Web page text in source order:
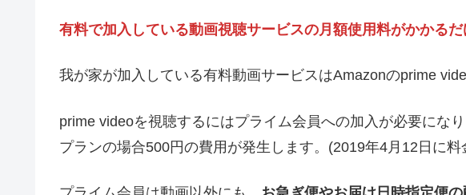
有料で加入している動画視聴サービスの月額使用料がかかるだ
我が家が加入している有料動画サービスはAmazonのprime
prime videoを視聴するにはプライム会員への加入が必要にな
プランの場合500円の費用が発生します。(2019年4月12日に